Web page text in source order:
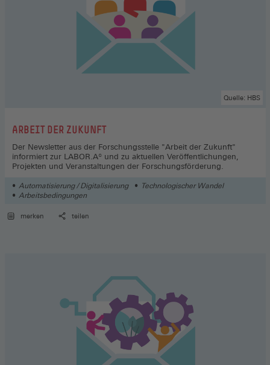
:ARBEIT DER ZUKUNFT
Der Newsletter aus der Forschungsstelle "Arbeit der Zukunft"
informiert zur LABOR.A® und zu aktuellen Veröffentlichungen,
Projekten und Veranstaltungen der Forschungsförderung.
Quelle: HBS
Automatisierung / Digitalisierung
Technologischer Wandel
Arbeitsbedingungen
merken teilen